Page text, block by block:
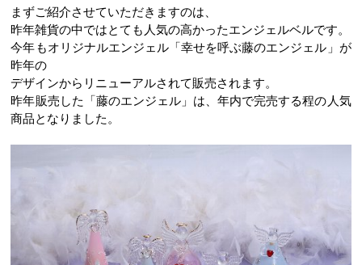
まずご紹介させていただきますのは、
昨年雑貨の中ではとても人気の高かったエンジェルベルです。
今年もオリジナルエンジェル「幸せを呼ぶ藤のエンジェル」が
昨年の
デザインからリニューアルされて販売されます。
昨年販売した「藤のエンジェル」は、年内で完売する程の人気
商品となりました。